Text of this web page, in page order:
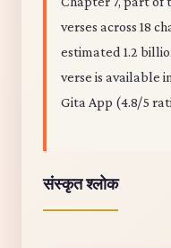
verses across 18
estimated 1.2
verse is available
Gita App (4.8/5
संस्कृत श्लोक